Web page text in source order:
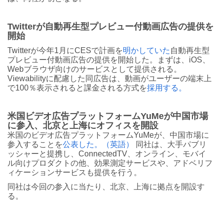
Twitterが自動再生型プレビュー付動画広告の提供を
開始
Twitterが今年1月にCESで計画を明かしていた 自動再生型
プレビュー付動画広告の提供を開始した。まずは、iOS、
Webブラウザ向けのサービスとして提供される。
Viewabilityに配慮した同広告は、動画がユーザーの端末上
で100％表示されると課金される方式を採用する。
米国ビデオ広告プラットフォームYuMeが中国市場
に参入、北京と上海にオフィスを開設
米国のビデオ広告プラットフォームYuMeが、中国市場に
参入することを公表した。（英語）
同社は、大手パブリ
ッシャーと提携し、ConnectedTV、オンライン、モバイ
ル向けプロダクトの他、効果測定サービスや、アドベリフ
ィケーションサービスも提供を行う。
同社は今回の参入に当たり、北京、上海に拠点を開設す
る。